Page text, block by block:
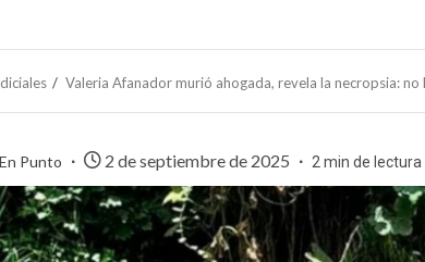
Valeria Afanador murió ahogada, revela la necropsia: no
Punto 2 de septiembre de 2025 2 min de lectura